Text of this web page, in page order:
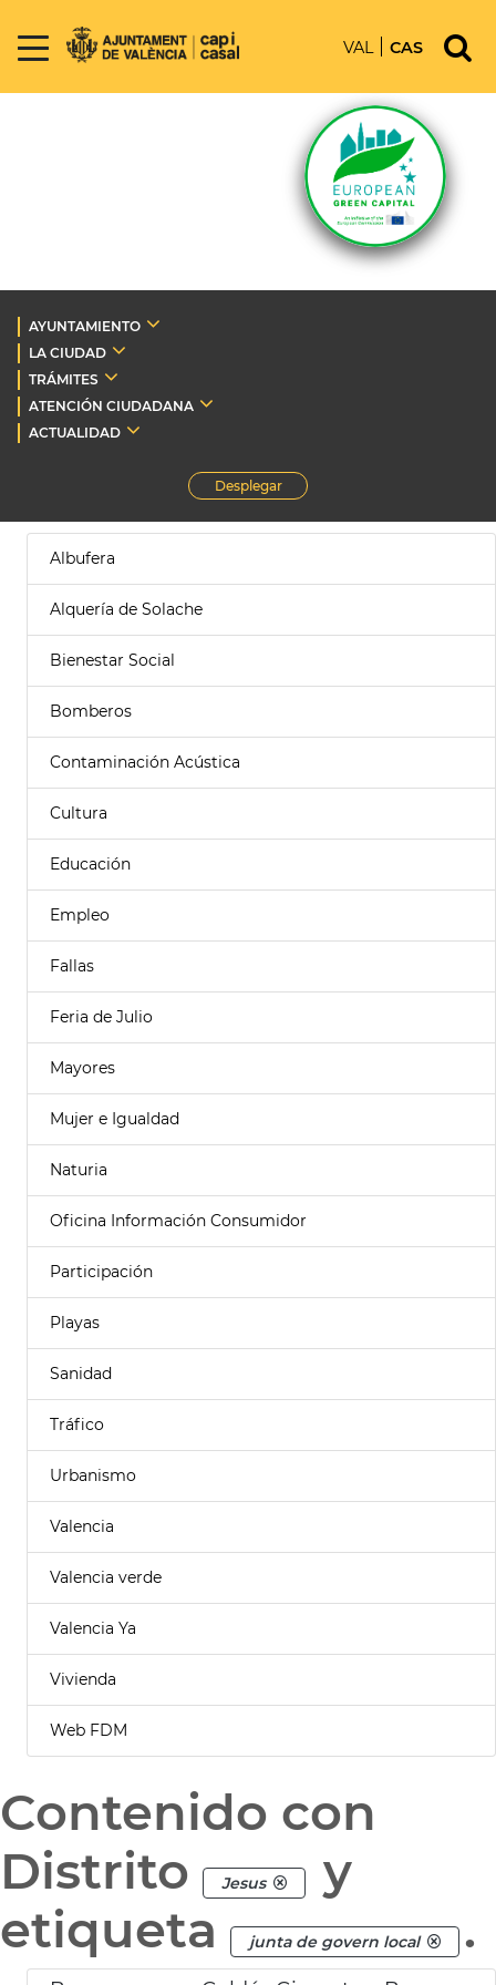
VAL CAS
AYUNTAMIENTO
LA CIUDAD
TRÁMITES
ATENCIÓN CIUDADANA
ACTUALIDAD
Desplegar
Albufera
Alquería de Solache
Bienestar Social
Bomberos
Contaminación Acústica
Cultura
Educación
Empleo
Fallas
Feria de Julio
Mayores
Mujer e Igualdad
Naturia
Oficina Información Consumidor
Participación
Playas
Sanidad
Tráfico
Urbanismo
Valencia
Valencia verde
Valencia Ya
Vivienda
Web FDM
Contenido con
Distrito
Jesus
y
etiqueta
junta de govern local .